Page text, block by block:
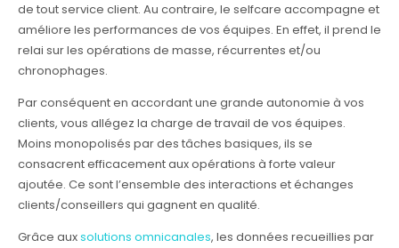
de tout service client. Au contraire, le selfcare accompagne et
améliore les performances de vos équipes. En effet, il prend le
relai sur les opérations de masse, récurrentes et/ou
chronophages.
Par conséquent en accordant une grande autonomie à vos
clients, vous allégez la charge de travail de vos équipes.
Moins monopolisés par des tâches basiques, ils se
consacrent efficacement aux opérations à forte valeur
ajoutée. Ce sont l’ensemble des interactions et échanges
clients/conseillers qui gagnent en qualité.
Grâce auxsolutions omnicanales, les données recueillies par